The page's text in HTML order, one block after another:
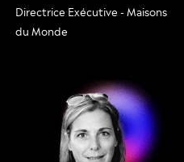
Directrice Exécutive - Maisons
du Monde